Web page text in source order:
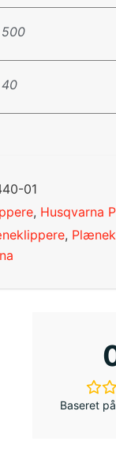
500
40
01
, Husqvarna
,
Baseret